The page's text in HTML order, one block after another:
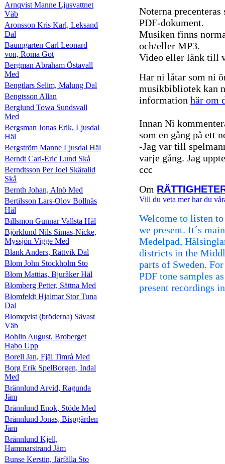
Arnqvist Manne Ljusvattnet
Väb
Aronsson Kris Karl, Leksand
Dal
Baumgarten Carl Leonard
von, Roma Got
Bergman Abraham Östavall
Med
Bengtlars Selim, Malung Dal
Bengtsson Allan
Berglund Towa Sundsvall
Med
Bergsman Jonas Erik, Ljusdal
Häl
Bergström Manne Ljusdal Häl
Berndt Carl-Eric Lund Skå
Berndtsson Per Joel Skäralid
Skå
Bernth Johan, Alnö Med
Bertilsson Lars-Olov Bollnäs
Häl
Billsmon Gunnar Vallsta Häl
Björklund Nils Simas-Nicke,
Myssjön Vigge Med
Blank Anders, Rättvik Dal
Blom John Stockholm Sto
Blom Mattias, Bjuråker Häl
Blomberg Petter, Sättna Med
Blomfeldt Hjalmar Stor Tuna
Dal
Blomqvist (bröderna) Sävast
Väb
Bohlin August, Broberget
Habo Upp
Borell Jan, Fjäl Timrå Med
Borg Erik SpelBorgen, Indal
Med
Brännlund Arvid, Ragunda
Jäm
Brännlund Enok, Stöde Med
Brännlund Jonas, Bispgården
Jäm
Brännlund Kjell,
Hammarstrand Jäm
Bunse Kerstin, Järfälla Sto
Noterna
PDF-dokument.
Musiken finns
och/eller MP3.
Video eller länk till
Har ni låtar som ni
musikbibliotek kan
information här om
Innan Ni
som en gång på ett
-Jag var till
varje gång. Jag
ccc
Om
Vill du veta mer har du
Welcome to listen
we present. It´s
Medelpad,
districts in the
parts of Sweden.
PDF tone samples
present recordings